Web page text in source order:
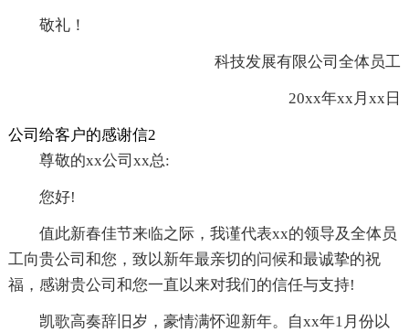
敬礼！
科技发展有限公司全体员工
20xx年xx月xx日
公司给客户的感谢信2
尊敬的xx公司xx总:
您好!
值此新春佳节来临之际，我谨代表xx的领导及全体员
工向贵公司和您，致以新年最亲切的问候和最诚挚的祝
福，感谢贵公司和您一直以来对我们的信任与支持!
凯歌高奏辞旧岁，豪情满怀迎新年。自xx年1月份以